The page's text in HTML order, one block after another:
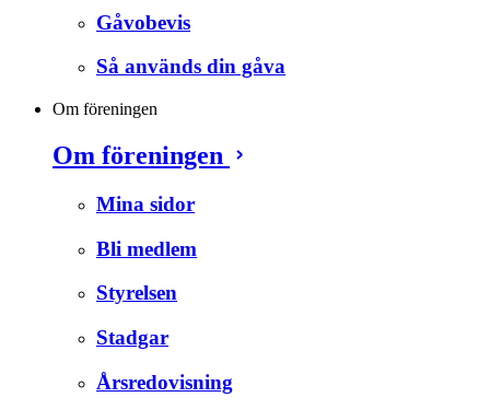
Gåvobevis
Så används din gåva
Om föreningen
Om föreningen
Mina sidor
Bli medlem
Styrelsen
Stadgar
Årsredovisning